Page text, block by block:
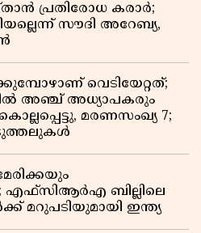
പ്രതിരോധ കരാർ;
സൗദി അറേബ്യ,
വെടിയേറ്റത്;
അഞ്ച് അധ്യാപകരും
മരണസംഖ്യ 7;
എഫ്സിആർഎ ബില്ലിലെ
മറുപടിയുമായി ഇന്ത്യ